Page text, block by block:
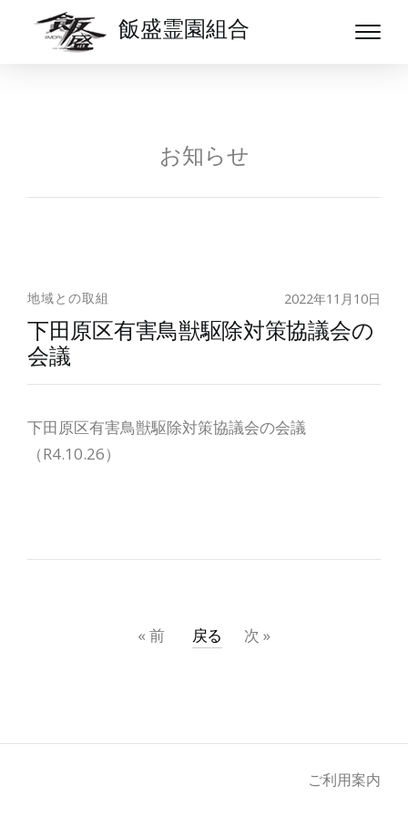
飯盛霊園組合
お知らせ
地域との取組 2022年11月10日
下田原区有害鳥獣駆除対策協議会の
会議
下田原区有害鳥獣駆除対策協議会の会議
（R4.10.26）
« 前 戻る 次 »
ご利用案内